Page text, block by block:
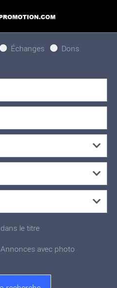
Échanges
Dons
le titre
Annonces avec photo